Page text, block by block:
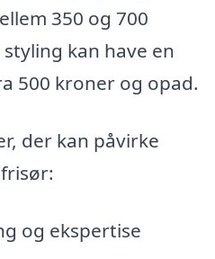
350 og 700
kan have en
500 kroner og opad.
der kan påvirke
og ekspertise